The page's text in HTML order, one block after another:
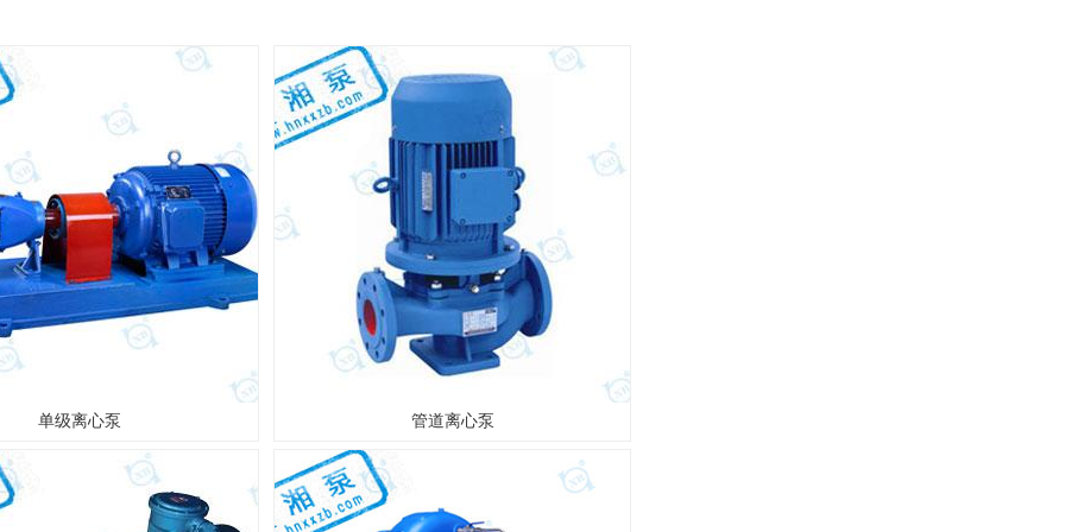
单级离心泵 管道离心泵